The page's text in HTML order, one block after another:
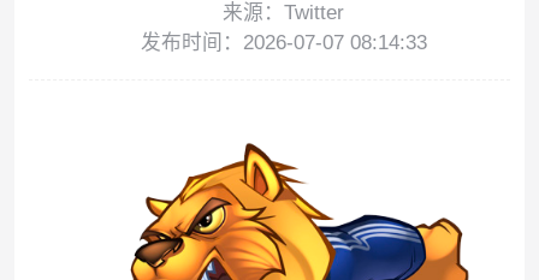
来源：Twitter
发布时间：2026-07-07 08:14:33